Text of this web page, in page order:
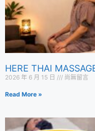
HERE THAI
2026 年 6 月 15 日 尚無留言
Read More »